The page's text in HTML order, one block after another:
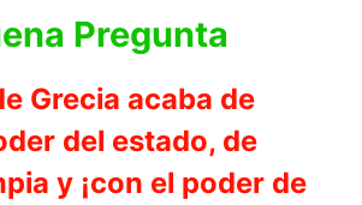
Pregunta
Grecia acaba de
del estado, de
y ¡con el poder de